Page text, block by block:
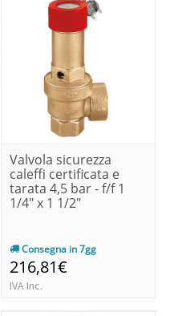
Valvola sicurezza
caleffi certificata e
tarata 4,5 bar - f/f 1
1/4" x 1 1/2"
Consegna in 7gg
216,81€
IVA Inc.